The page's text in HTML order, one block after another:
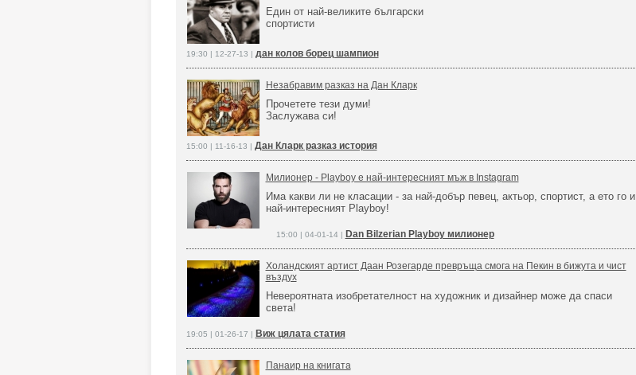
Един от най-великите български
спортисти
19:30 | 12-27-13 | дан колов борец шампион
Незабравим разказ на Дан Кларк
Прочетете тези думи!
Заслужава си!
15:00 | 11-16-13 | Дан Кларк разказ история
Милионер - Playboy е най-интересният мъж в Instagram
Има какви ли не класации - за най-добър певец, актьор, спортист, а ето го и
най-интересният Playboy!
15:00 | 04-01-14 | Dan Bilzerian Playboy милионер
Холандският артист Даан Розегарде превръща смога на Пекин в бижута и чист
въздух
Невероятната изобретателност на художник и дизайнер може да спаси
света!
19:05 | 01-26-17 | Виж цялата статия
Панаир на книгата